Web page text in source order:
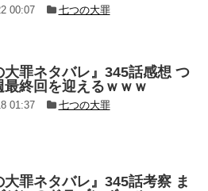
00:07 七つの大罪
大罪ネタバレ』345話感想 つ
最終回を迎えるｗｗｗ
01:37 七つの大罪
大罪ネタバレ』345話考察 ま